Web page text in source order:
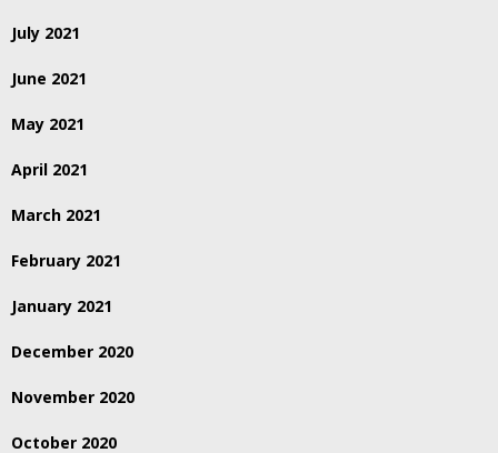
July 2021
June 2021
May 2021
April 2021
March 2021
February 2021
January 2021
December 2020
November 2020
October 2020